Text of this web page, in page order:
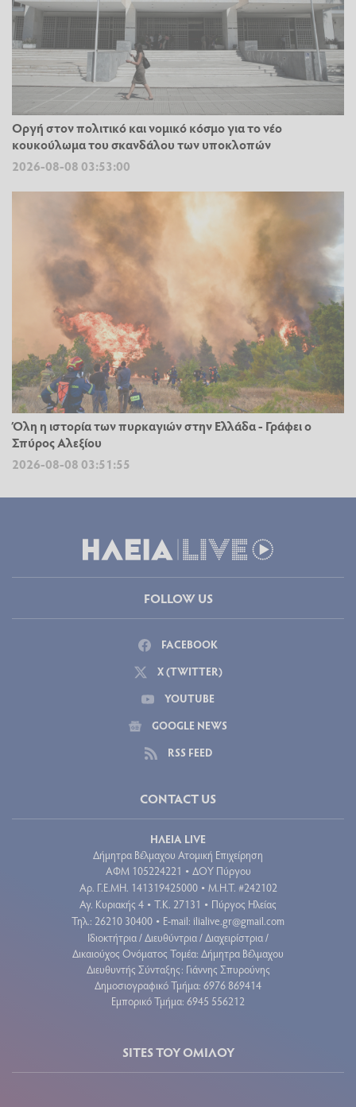
Οργή στον πολιτικό και νομικό κόσμο για το νέο
κουκούλωμα του σκανδάλου των υποκλοπών
2026-08-08 03:53:00
Όλη η ιστορία των πυρκαγιών στην Ελλάδα - Γράφει ο
Σπύρος Αλεξίου
2026-08-08 03:51:55
FOLLOW US
FACEBOOK
X (TWITTER)
YOUTUBE
GOOGLE NEWS
RSS FEED
CONTACT US
ΗΛΕΙΑ LIVE
Δήμητρα Βέλμαχου Ατομική Επιχείρηση
ΑΦΜ 105224221 • ΔΟΥ Πύργου
Aρ. Γ.Ε.ΜΗ. 141319425000 • Μ.Η.Τ. #242102
Αγ. Κυριακής 4 • Τ.Κ. 27131 • Πύργος Ηλείας
Τηλ.: 26210 30400 • E-mail: ilialive.gr@gmail.com
Ιδιοκτήτρια / Διευθύντρια / Διαχειρίστρια /
Δικαιούχος Ονόματος Τομέα: Δήμητρα Βέλμαχου
Διευθυντής Σύνταξης: Γιάννης Σπυρούνης
Δημοσιογραφικό Τμήμα: 6976 869414
Εμπορικό Τμήμα: 6945 556212
SITES ΤΟΥ ΟΜΙΛΟΥ